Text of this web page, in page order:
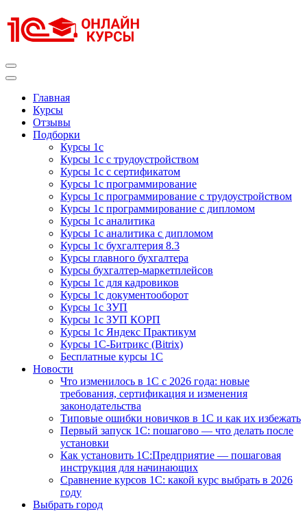
к
содержимому
Главная
Курсы
Отзывы
Подборки
Курсы 1с
Курсы 1с с трудоустройством
Курсы 1с с сертификатом
Курсы 1с программирование
Курсы 1с программирование с трудоустройством
Курсы 1с программирование с дипломом
Курсы 1с аналитика
Курсы 1с аналитика с дипломом
Курсы 1с бухгалтерия 8.3
Курсы главного бухгалтера
Курсы бухгалтер-маркетплейсов
Курсы 1с для кадровиков
Курсы 1с документооборот
Курсы 1с ЗУП
Курсы 1с ЗУП КОРП
Курсы 1с Яндекс Практикум
Курсы 1С-Битрикс (Bitrix)
Бесплатные курсы 1С
Новости
Что изменилось в 1С с 2026 года: новые
требования, сертификация и изменения
законодательства
Типовые ошибки новичков в 1С и как их избежать
Первый запуск 1С: пошагово — что делать после
установки
Как установить 1С:Предприятие — пошаговая
инструкция для начинающих
Сравнение курсов 1С: какой курс выбрать в 2026
году
Выбрать город